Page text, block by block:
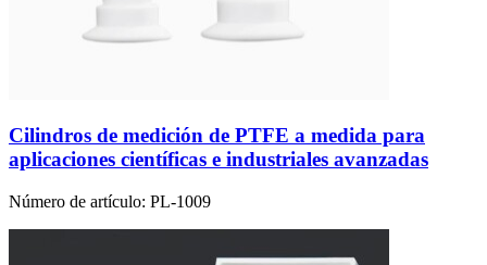
Cilindros de medición de PTFE a medida para
aplicaciones científicas e industriales avanzadas
Número de artículo: PL-1009